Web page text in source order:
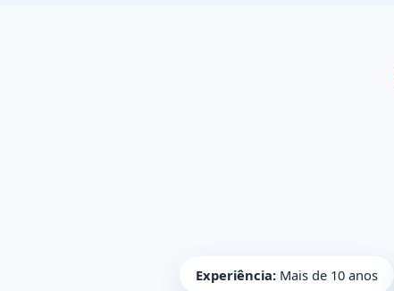
Experiência: Mais de 10 anos